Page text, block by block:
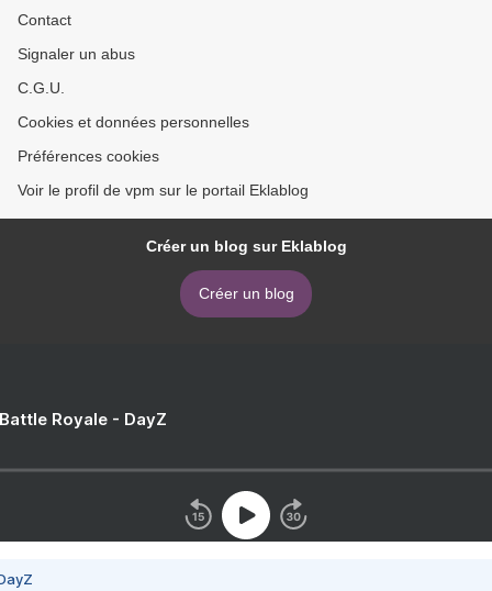
Contact
Signaler un abus
C.G.U.
Cookies et données personnelles
Préférences cookies
Voir le profil de vpm sur le portail Eklablog
Créer un blog sur Eklablog
Créer un blog
Royale - DayZ